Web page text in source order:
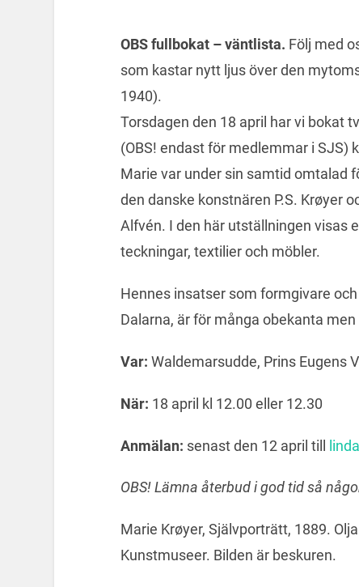
OBS fullbokat – väntlista. Följ med
som kastar nytt ljus över den
1940).
Torsdagen den 18 april har vi bokat
(OBS! endast för medlemmar i SJS)
Marie var under sin samtid omtalad
den danske konstnären P.S. Krøyer
Alfvén. I den här utställningen visas
teckningar, textilier och möbler.
Hennes insatser som formgivare
Dalarna, är för många obekanta
Var: Waldemarsudde, Prins Eugens
När: 18 april kl 12.00 eller 12.30
Anmälan: senast den 12 april till
OBS! Lämna återbud i god tid så
Marie Krøyer, Självporträtt, 1889.
Kunstmuseer. Bilden är beskuren.